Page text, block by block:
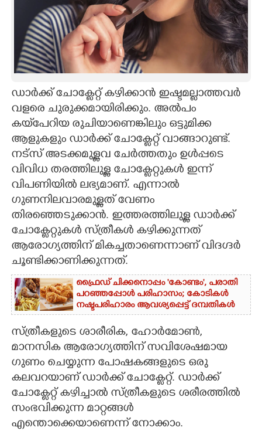
ART
ASTRO
CARTOONS
LITERATURE
ZOOM
CONTACT US
ഡാർക്ക് ചോക്ലേറ്റ് കഴിക്കാൻ ഇഷ്ടമല്ലാത്തവർ
വളരെ ചുരുക്കമായിരിക്കും. അൽപം
കയ്‌പേറിയ രുചിയാണെങ്കിലും ഒട്ടുമിക്ക
ആളുകളും ഡാർക്ക് ചോക്ലേറ്റ് വാങ്ങാറുണ്ട്.
നട്സ് അടക്കമുള്ളവ ചേർത്തതും ഉൾപ്പടെ
വിവിധ തരത്തിലുള്ള ചോക്ലേറ്റുകൾ ഇന്ന്
വിപണിയിൽ ലഭ്യമാണ്. എന്നാൽ
ഗുണനിലവാരമുള്ളത് വേണം
തിരഞ്ഞെടുക്കാൻ. ഇത്തരത്തിലുള്ള ഡാർക്ക്
ചോക്ലേറ്റുകൾ സ്ത്രീകൾ കഴിക്കുന്നത്
ആരോഗ്യത്തിന് മികച്ചതാണെന്നാണ് വിദഗ്ദർ
ചൂണ്ടിക്കാണിക്കുന്നത്.
ഫ്രൈഡ് ചിക്കനൊപ്പം 'കോണ്ടം',​ പരാതി
പറഞ്ഞപ്പോൾ പരിഹാസം; കോടികൾ
നഷ്ടപരിഹാരം ആവശ്യപ്പെട്ട് ദമ്പതികൾ
സ്ത്രീകളുടെ ശാരീരിക, ഹോർമോൺ,
മാനസിക ആരോഗ്യത്തിന് സവിശേഷമായ
ഗുണം ചെയ്യുന്ന പോഷകങ്ങളുടെ ഒരു
കലവറയാണ് ഡാർക്ക് ചോക്ലേറ്റ്. ഡാർക്ക്
ചോക്ലേറ്റ് കഴിച്ചാൽ സ്ത്രീകളുടെ ശരീരത്തിൽ
സംഭവിക്കുന്ന മാറ്റങ്ങൾ
എന്തൊക്കെയാണെന്ന് നോക്കാം.